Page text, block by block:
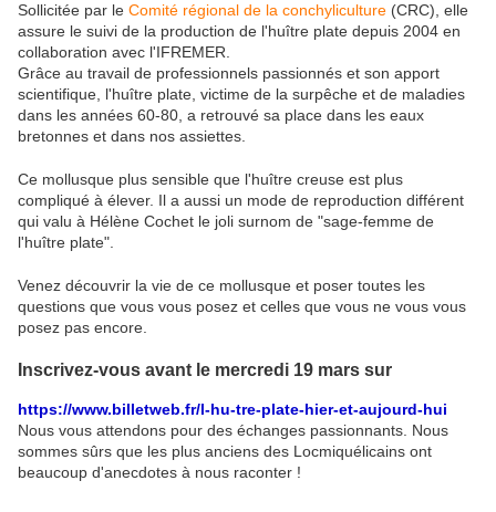
Sollicitée par le Comité régional de la conchyliculture (CRC), elle
assure le suivi de la production de l'huître plate depuis 2004 en
collaboration avec l'IFREMER.
Grâce au travail de professionnels passionnés et son apport
scientifique, l'huître plate, victime de la surpêche et de maladies
dans les années 60-80, a retrouvé sa place dans les eaux
bretonnes et dans nos assiettes.
Ce mollusque plus sensible que l'huître creuse est plus
compliqué à élever. Il a aussi un mode de reproduction différent
qui valu à Hélène Cochet le joli surnom de "sage-femme de
l'huître plate".
Venez découvrir la vie de ce mollusque et poser toutes les
questions que vous vous posez et celles que vous ne vous vous
posez pas encore.
Inscrivez-vous avant le mercredi 19 mars sur
https://www.billetweb.fr/l-hu-tre-plate-hier-et-aujourd-hui
Nous vous attendons pour des échanges passionnants. Nous
sommes sûrs que les plus anciens des Locmiquélicains ont
beaucoup d'anecdotes à nous raconter !